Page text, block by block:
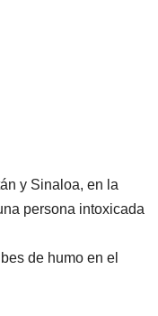
y Sinaloa, en la
persona intoxicada
de humo en el